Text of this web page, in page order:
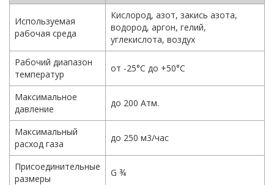
Используемая
рабочая среда
Кислород, азот, закись азота,
водород, аргон, гелий,
углекислота, воздух
Рабочий диапазон
температур
от -25°С до +50°С
Максимальное
давление
до 200 Атм.
Максимальный
расход газа
до 250 м3/час
Присоединительные
размеры
G ¾